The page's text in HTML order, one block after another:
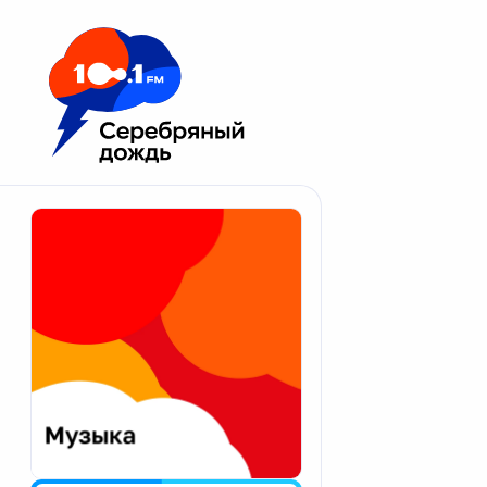
Москва 100.1 FM
Апатиты
Екатеринбург
Калининград
Калуга